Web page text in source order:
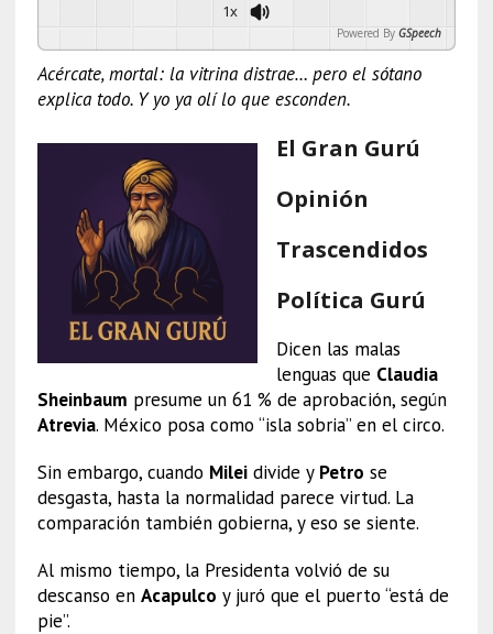
1x
Powered By GSpeech
Acércate, mortal: la vitrina distrae… pero el sótano
explica todo. Y yo ya olí lo que esconden.
El Gran Gurú
Opinión
Trascendidos
Política Gurú
Dicen las malas
lenguas que Claudia
Sheinbaum presume un 61 % de aprobación, según
Atrevia. México posa como “isla sobria” en el circo.
Sin embargo, cuando Mileidivide y Petro se
desgasta, hasta la normalidad parece virtud. La
comparación también gobierna, y eso se siente.
Al mismo tiempo, la Presidenta volvió de su
descanso en Acapulco y juró que el puerto “está de
pie”.